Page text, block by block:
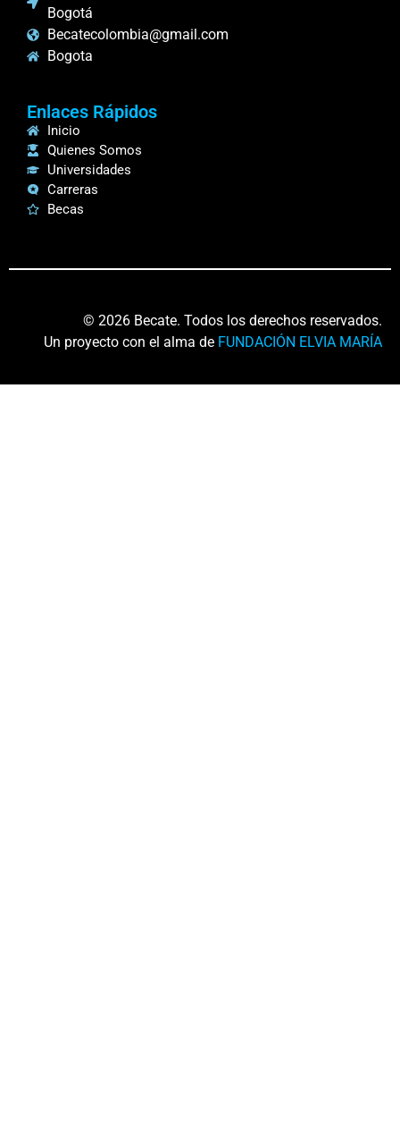
Bogotá
Becatecolombia@gmail.com
Bogota
Enlaces Rápidos
Inicio
Quienes Somos
Universidades
Carreras
Becas
© 2026 Becate. Todos los derechos reservados.
Un proyecto con el alma de FUNDACIÓN ELVIA MARÍA